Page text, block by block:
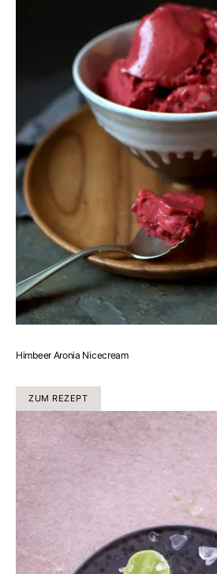
Himbeer Aronia Nicecream
ZUM REZEPT